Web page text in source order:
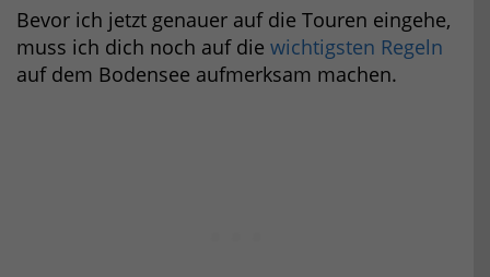
Bevor ich jetzt genauer auf die Touren eingehe,
muss ich dich noch auf die wichtigsten Regeln
auf dem Bodensee aufmerksam machen.